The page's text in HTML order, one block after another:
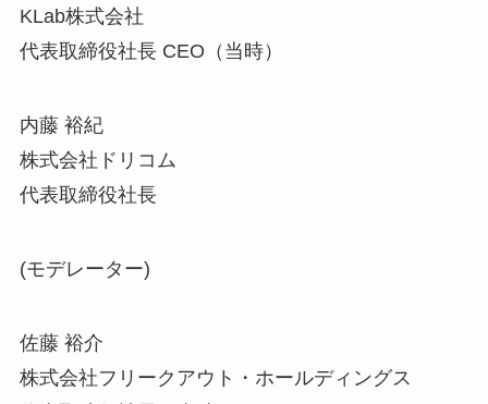
KLab株式会社
代表取締役社長 CEO（当時）
内藤 裕紀
株式会社ドリコム
代表取締役社長
(モデレーター)
佐藤 裕介
株式会社フリークアウト・ホールディングス